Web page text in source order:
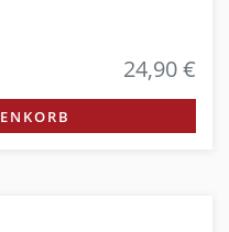
24,90 €